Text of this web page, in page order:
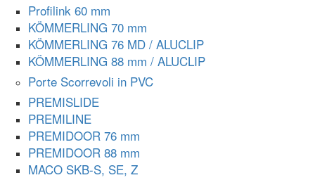
Profilink 60 mm
KÖMMERLING 70 mm
KÖMMERLING 76 MD / ALUCLIP
KÖMMERLING 88 mm / ALUCLIP
Porte Scorrevoli in PVC
PREMISLIDE
PREMILINE
PREMIDOOR 76 mm
PREMIDOOR 88 mm
MACO SKB-S, SE, Z